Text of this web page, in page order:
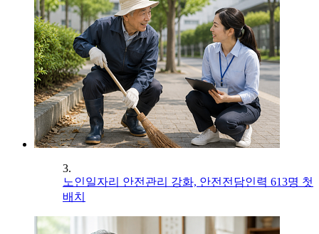
3.
노인일자리 안전관리 강화, 안전전담인력 613명 첫
배치